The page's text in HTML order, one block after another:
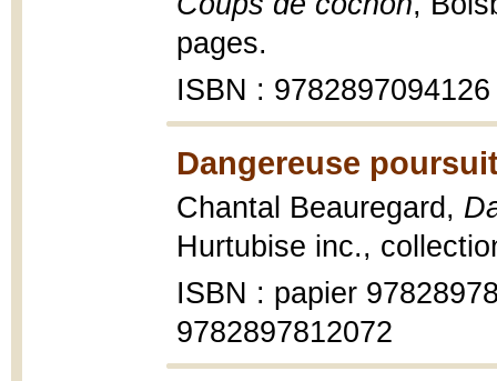
pages.
ISBN : 9782897094126
Dangereuse
Chantal Beauregard,
Hurtubise inc.,
ISBN : papier
9782897812072